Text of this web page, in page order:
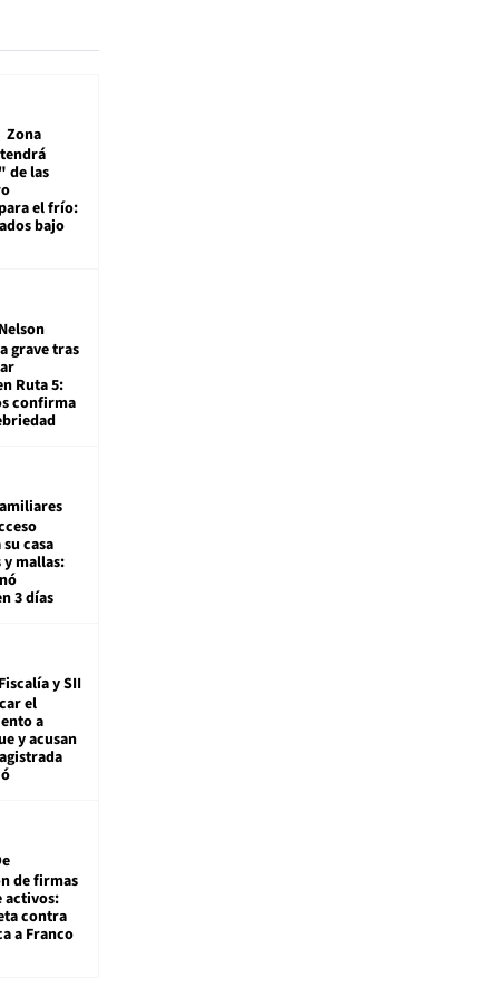
Zona
de las
el frío:
bajo
Nelson
grave tras
Ruta 5:
confirma
casa
mallas:
3 días
Fiscalía y SII
el
a
y acusan
de firmas
activos:
contra
a Franco